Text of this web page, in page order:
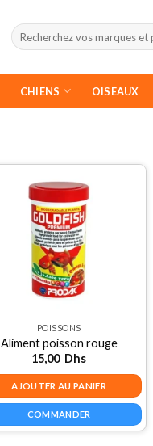
Recherche
pour :
CHIENS OISEAUX
POISSONS
Aliment poisson rouge
15,00 Dhs
AJOUTER AU PANIER
COMMANDER